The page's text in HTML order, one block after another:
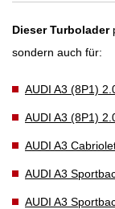
Dieser Turbolader
sondern auch für:
AUDI A3 (8P1)
AUDI A3 (8P1)
AUDI A3
AUDI A3
AUDI A3